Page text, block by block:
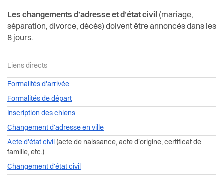
Les changements d’adresse et d’état civil (mariage,
séparation, divorce, décès) doivent être annoncés dans les
8 jours.
Liens directs
Formalités d'arrivée
Formalités de départ
Inscription des chiens
Changement d'adresse en ville
Acte d'état civil
(acte de naissance, acte d'origine, certificat de
famille, etc.)
Changement d'état civil